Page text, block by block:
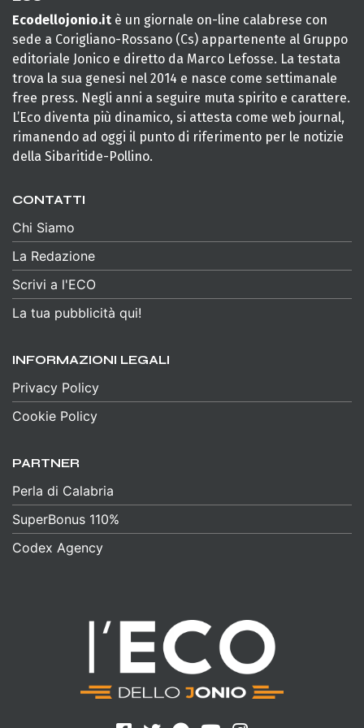
Ecodellojonio.it è un giornale on-line calabrese con
sede a Corigliano-Rossano (Cs) appartenente al Gruppo
editoriale Jonico e diretto da Marco Lefosse. La testata
trova la sua genesi nel 2014 e nasce come settimanale
free press. Negli anni a seguire muta spirito e carattere.
L’Eco diventa più dinamico, si attesta come web journal,
rimanendo ad oggi il punto di riferimento per le notizie
della Sibaritide-Pollino.
CONTATTI
Chi Siamo
La Redazione
Scrivi a l'ECO
La tua pubblicità qui!
INFORMAZIONI LEGALI
Privacy Policy
Cookie Policy
PARTNER
Perla di Calabria
SuperBonus 110%
Codex Agency